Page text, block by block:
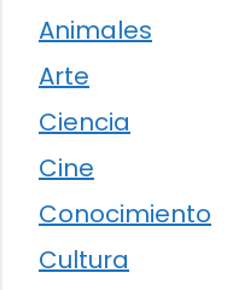
Animales
Arte
Ciencia
Cine
Conocimiento
Cultura